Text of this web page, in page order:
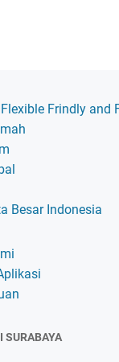
Frindly and
Besar Indonesia
SURABAYA